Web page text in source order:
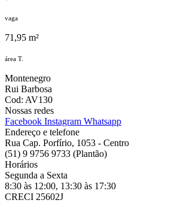
vaga
71,95 m²
área T.
Montenegro
Rui Barbosa
Cod: AV130
Nossas redes
Facebook Instagram Whatsapp
Endereço e telefone
Rua Cap. Porfírio, 1053 - Centro
(51) 9 9756 9733 (Plantão)​
Horários
Segunda a Sexta ​
8:30 às 12:00, 13:30 às 17:30​​
CRECI 25602J​